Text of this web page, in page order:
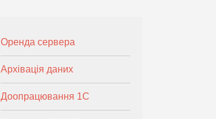
Оренда сервера
Архівація даних
Доопрацювання 1С